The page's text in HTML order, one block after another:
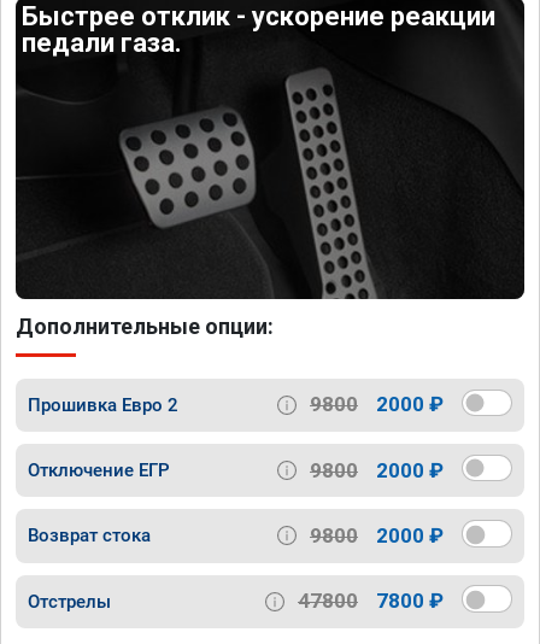
Быстрее отклик - ускорение реакции
педали газа.
Дополнительные опции:
Прошивка Евро 2 9800 2000 ₽
Отключение ЕГР 9800 2000 ₽
Возврат стока 9800 2000 ₽
Отстрелы 47800 7800 ₽